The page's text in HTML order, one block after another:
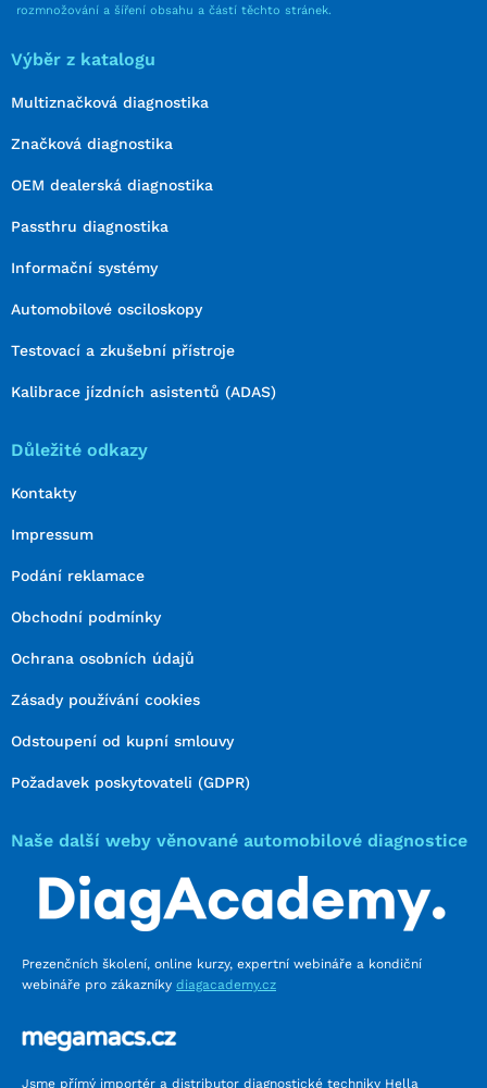
rozmnožování a šíření obsahu a částí těchto stránek.
Výběr z katalogu
Multiznačková diagnostika
Značková diagnostika
OEM dealerská diagnostika
Passthru diagnostika
Informační systémy
Automobilové osciloskopy
Testovací a zkušební přístroje
Kalibrace jízdních asistentů (ADAS)
Důležité odkazy
Kontakty
Impressum
Podání reklamace
Obchodní podmínky
Ochrana osobních údajů
Zásady používání cookies
Odstoupení od kupní smlouvy
Požadavek poskytovateli (GDPR)
Naše další weby věnované automobilové diagnostice
Prezenčních školení, online kurzy, expertní webináře a kondiční
webináře pro zákazníky diagacademy.cz
Jsme přímý importér a distributor diagnostické techniky Hella